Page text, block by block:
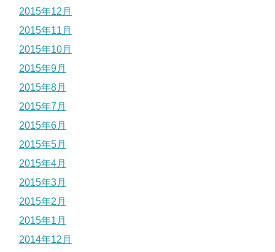
2015年12月
2015年11月
2015年10月
2015年9月
2015年8月
2015年7月
2015年6月
2015年5月
2015年4月
2015年3月
2015年2月
2015年1月
2014年12月